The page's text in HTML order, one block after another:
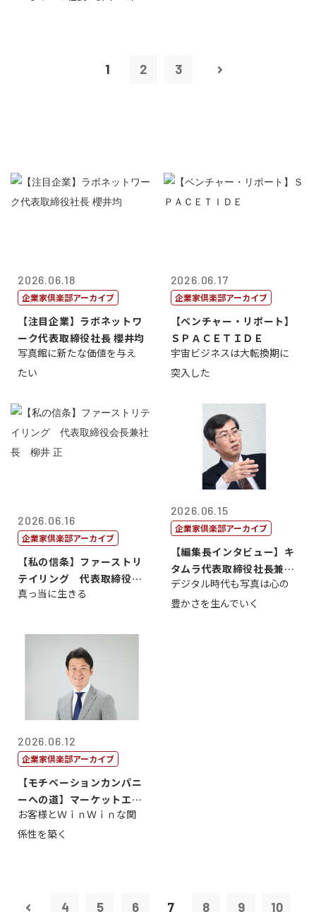
1 2 3
2026.06.18
企業家倶楽部アーカイブ
【注目企業】ラボネットワ
ーク代表取締役社長 櫻井均
写真館に新たな価値を与え
たい
2026.06.17
企業家倶楽部アーカイブ
【ベンチャー・リポート】
ＳＰＡＣＥＴＩＤＥ
宇宙ビジネスは大転換期に
突入した
2026.06.16
企業家倶楽部アーカイブ
【私の信条】ファーストリ
テイリング 代表取締役会
長兼社長 柳...
真っ当に生きる
2026.06.15
企業家倶楽部アーカイブ
【編集長インタビュー】キ
タムラ代表取締役社長兼Ｃ
ＯＯ 武川 ...
デジタル時代も写真は心の
豊かさを生んでいく
2026.06.12
企業家倶楽部アーカイブ
【モチベーションカンパニ
ーへの道】マーケットエン
タープライズ...
お客様とＷｉｎＷｉｎな関
係性を築く
4 5 6 7 8 9 10